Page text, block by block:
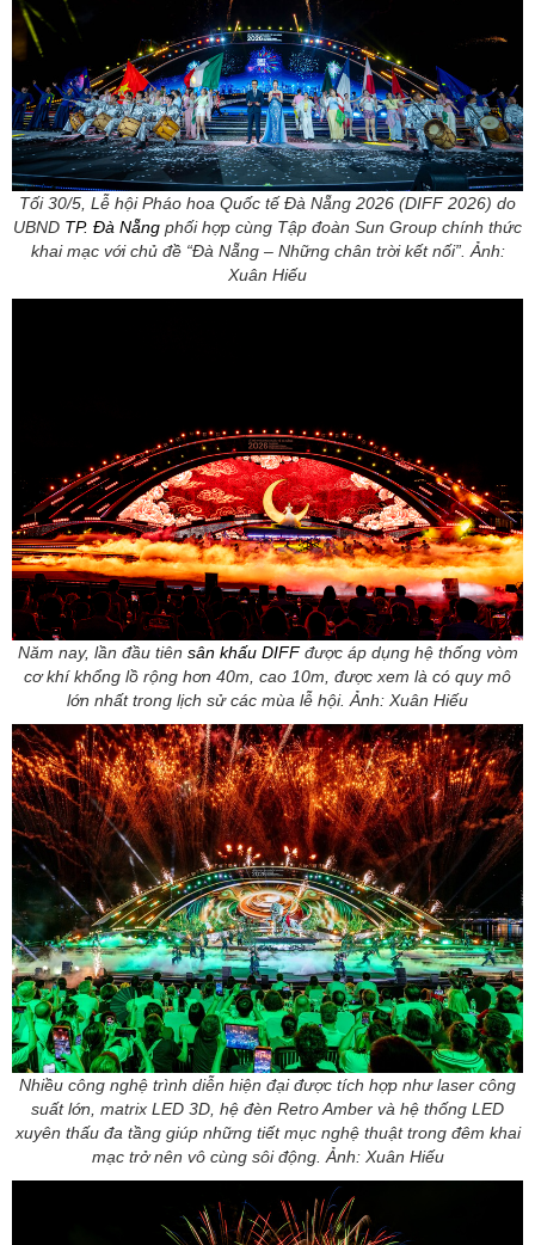
Tối 30/5, Lễ hội Pháo hoa Quốc tế Đà Nẵng 2026 (DIFF 2026) do
UBND TP. Đà Nẵng phối hợp cùng Tập đoàn Sun Group chính thức
khai mạc với chủ đề “Đà Nẵng – Những chân trời kết nối”. Ảnh:
Xuân Hiếu
Năm nay, lần đầu tiên sân khấu DIFFđược áp dụng hệ thống vòm
cơ khí khổng lồ rộng hơn 40m, cao 10m, được xem là có quy mô
lớn nhất trong lịch sử các mùa lễ hội. Ảnh: Xuân Hiếu
Nhiều công nghệ trình diễn hiện đại được tích hợp như laser công
suất lớn, matrix LED 3D, hệ đèn Retro Amber và hệ thống LED
xuyên thấu đa tầng giúp những tiết mục nghệ thuật trong đêm khai
mạc trở nên vô cùng sôi động. Ảnh: Xuân Hiếu